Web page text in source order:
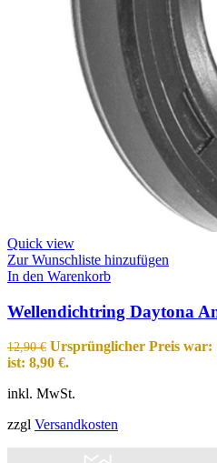
Quick view
Zur Wunschliste hinzufügen
In den Warenkorb
Wellendichtring Daytona
12,90€ Ursprünglicher Preis war:
ist: 8,90 €.
inkl. MwSt.
zzgl Versandkosten